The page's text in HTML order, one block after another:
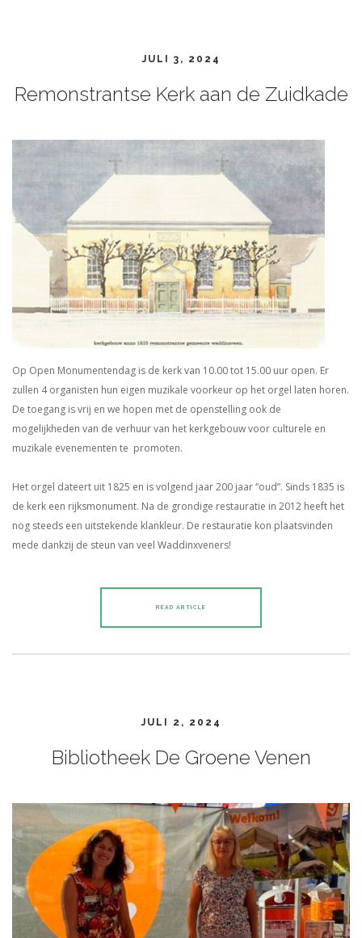
JULI 3, 2024
Remonstrantse Kerk aan de Zuidkade
Op Open Monumentendag is de kerk van 10.00 tot 15.00 uur open. Er
zullen 4 organisten hun eigen muzikale voorkeur op het orgel laten horen.
De toegang is vrij en we hopen met de openstelling ook de
mogelijkheden van de verhuur van het kerkgebouw voor culturele en
muzikale evenementen te promoten.
Het orgel dateert uit 1825 en is volgend jaar 200 jaar “oud”. Sinds 1835 is
de kerk een rijksmonument. Na de grondige restauratie in 2012 heeft het
nog steeds een uitstekende klankleur. De restauratie kon plaatsvinden
mede dankzij de steun van veel Waddinxveners!
READ ARTICLE
JULI 2, 2024
Bibliotheek De Groene Venen